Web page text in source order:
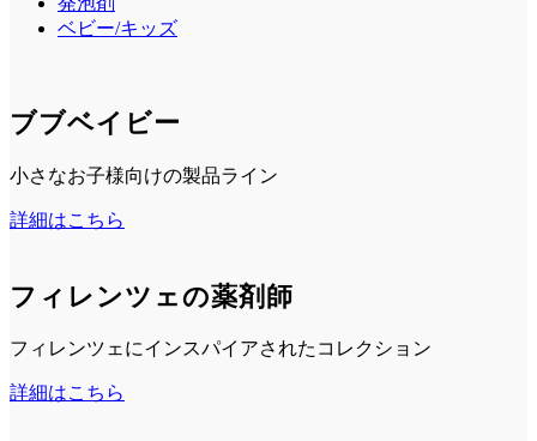
ベビー/キッズ
ブブベイビー
小さなお子様向けの製品ライン
詳細はこちら
フィレンツェの薬剤師
フィレンツェにインスパイアされたコレクション
詳細はこちら